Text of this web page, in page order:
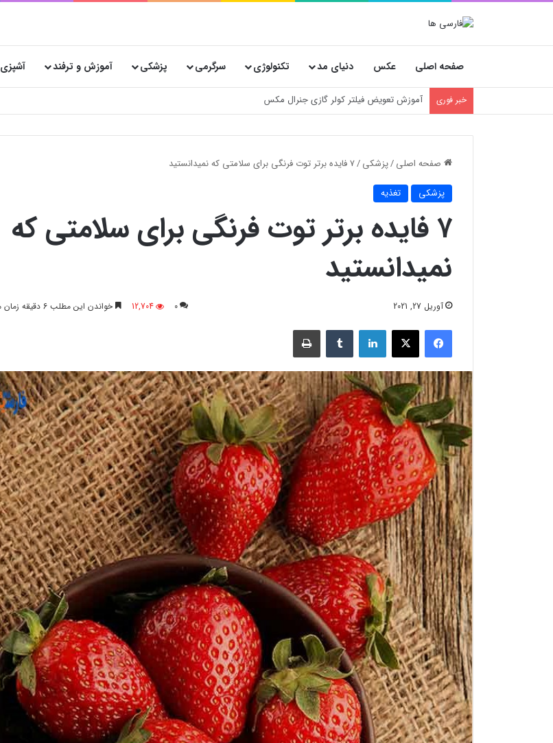
صفحه اصلی عکس دنیای مد تکنولوژی سرگرمی پزشکی آموزش و ترفند آشپزی
خبر فوری خسارت‌های پنهان فروشگاه‌ها؛ چرا انتخاب کارتن پستی حیاتی است؟
صفحه اصلی/پزشکی/۷ فایده برتر توت فرنگی برای سلامتی که نمیدانستید
پزشکی تغذیه
۷ فایده برتر توت فرنگی برای سلامتی که
نمیدانستید
آوریل 27, 2021 0
12,704 خواندن این مطلب 6 دقیقه زمان میبرد
فیسبوک X لینکدین ‫تامبلر چاپ